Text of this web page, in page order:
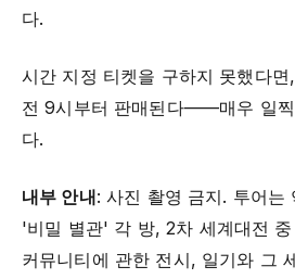
다.
시간 지정 티켓을 구하지 못했다
전 9시부터 판매된다——매우 일
다.
내부 안내: 사진 촬영 금지. 투어는
'비밀 별관' 각 방, 2차 세계대전
커뮤니티에 관한 전시, 일기와 그